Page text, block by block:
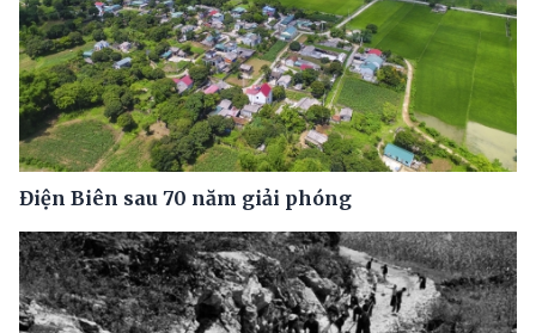
Điện Biên sau 70 năm giải phóng